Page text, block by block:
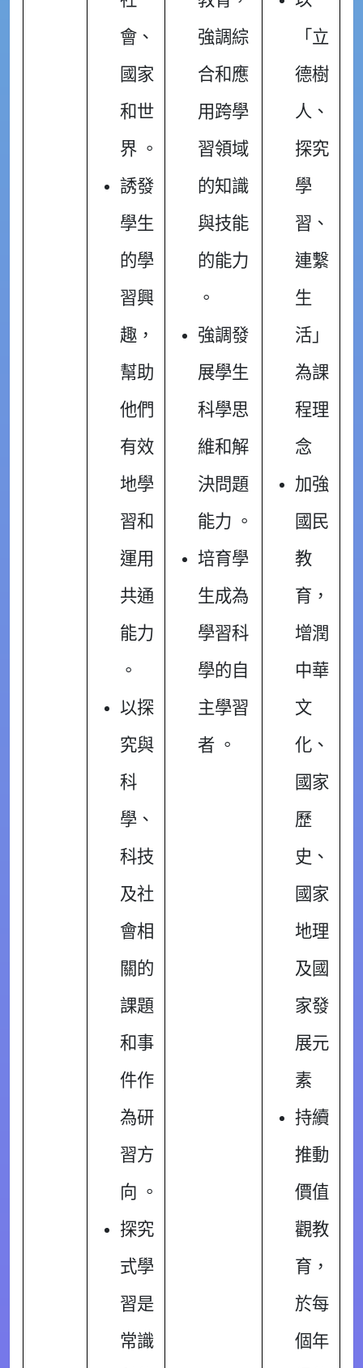
會、
國家
和世
界 。
誘發
學生
的學
習興
趣，
幫助
他們
有效
地學
習和
運用
共通
能力
。
以探
究與
科
學、
科技
及社
會相
關的
課題
和事
件作
為研
習方
向 。
探究
式學
習是
常識
強調綜
合和應
用跨學
習領域
的知識
與技能
的能力
。
強調發
展學生
科學思
維和解
決問題
能力 。
培育學
生成為
學習科
學的自
主學習
者 。
「立
德樹
人、
探究
學
習、
連繫
生
活」
為課
程理
念
加強
國民
教
育，
增潤
中華
文
化、
國家
歷
史、
國家
地理
及國
家發
展元
素
持續
推動
價值
觀教
育，
於每
個年